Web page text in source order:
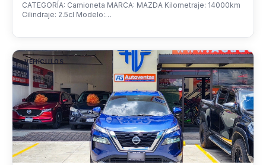
CATEGORÍA: Camioneta MARCA: MAZDA Kilometraje: 14000km
Cilindraje: 2.5cl Modelo:…
VEHÍCULOS